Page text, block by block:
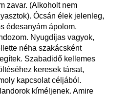
zavar. (Alkoholt nem
Ócsán élek jelenleg,
édesanyám ápolom,
Nyugdíjas vagyok,
néha szakácsként
Szabadidő kellemes
keresek társat,
kapcsolat céljából.
kíméljenek. Amire